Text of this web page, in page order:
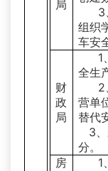
局
3
组织
车安
财
政
局
1
全生
2
营单
替代
3、
分。
房
1